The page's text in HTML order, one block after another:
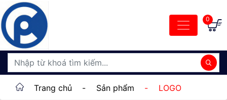
0
Trang chủ - Sản phẩm - LOGO